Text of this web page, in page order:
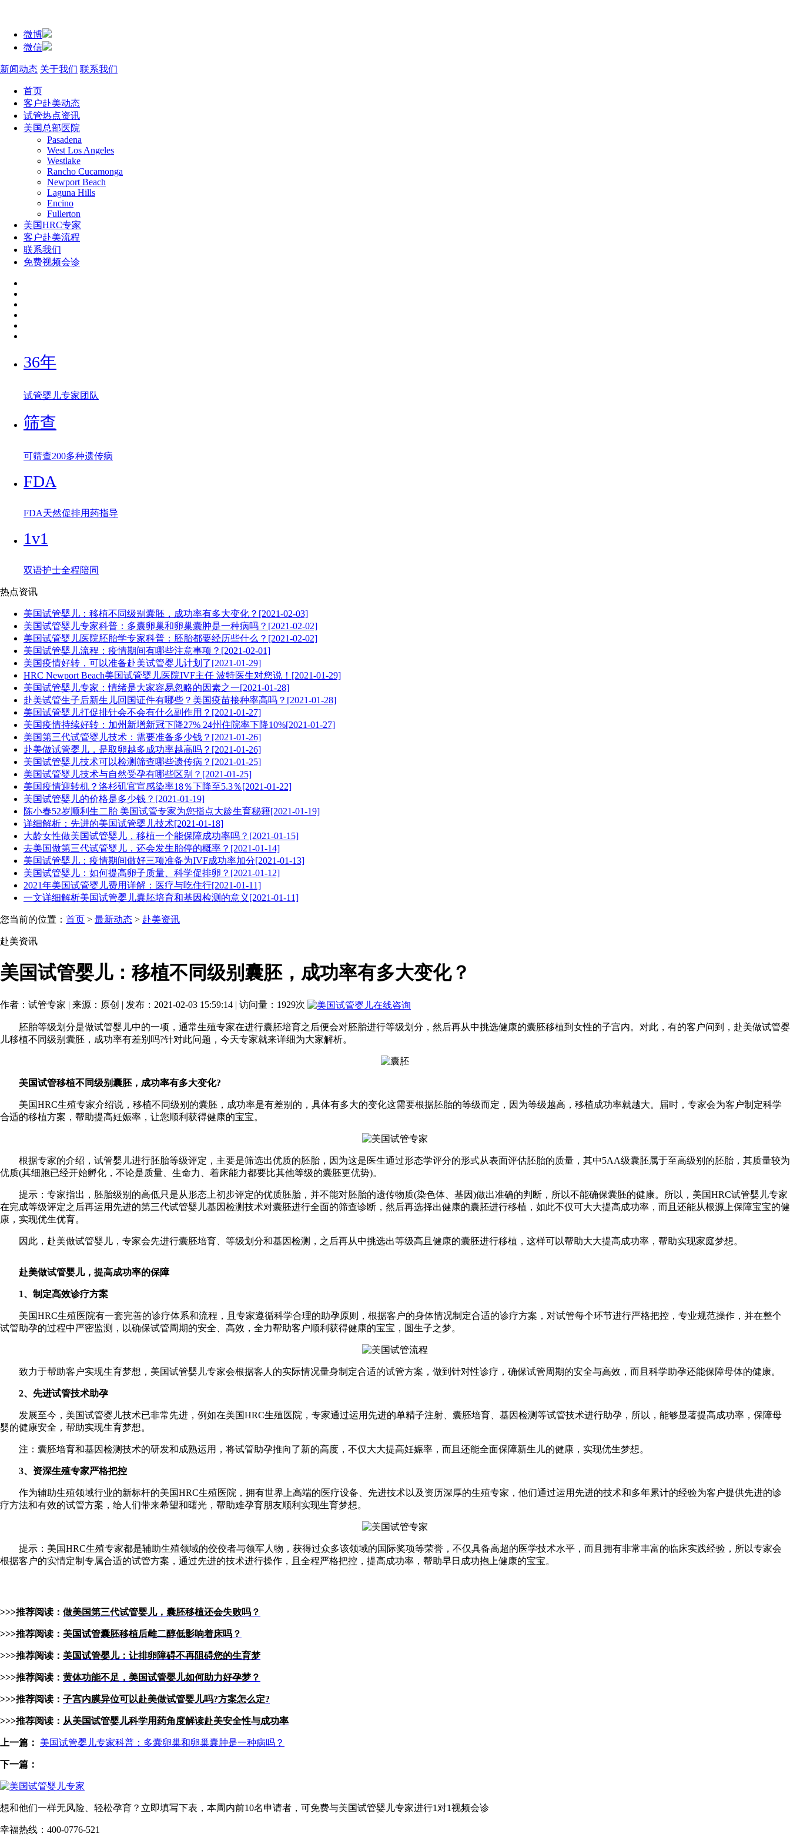
微博
微信
新闻动态 关于我们 联系我们
首页
客户赴美动态
试管热点资讯
美国总部医院
Pasadena
West Los Angeles
Westlake
Rancho Cucamonga
Newport Beach
Laguna Hills
Encino
Fullerton
美国HRC专家
客户赴美流程
联系我们
免费视频会诊
36年
试管婴儿专家团队
筛查
可筛查200多种遗传病
FDA
FDA天然促排用药指导
1v1
双语护士全程陪同
热点资讯
美国试管婴儿：移植不同级别囊胚，成功率有多大变化？[2021-02-03]
美国试管婴儿专家科普：多囊卵巢和卵巢囊肿是一种病吗？[2021-02-02]
美国试管婴儿医院胚胎学专家科普：胚胎都要经历些什么？[2021-02-02]
美国试管婴儿流程：疫情期间有哪些注意事项？[2021-02-01]
美国疫情好转，可以准备赴美试管婴儿计划了[2021-01-29]
HRC Newport Beach美国试管婴儿医院IVF主任 波特医生对您说！[2021-01-29]
美国试管婴儿专家：情绪是大家容易忽略的因素之一[2021-01-28]
赴美试管生子后新生儿回国证件有哪些？美国疫苗接种率高吗？[2021-01-28]
美国试管婴儿打促排针会不会有什么副作用？[2021-01-27]
美国疫情持续好转：加州新增新冠下降27% 24州住院率下降10%[2021-01-27]
美国第三代试管婴儿技术：需要准备多少钱？[2021-01-26]
赴美做试管婴儿，是取卵越多成功率越高吗？[2021-01-26]
美国试管婴儿技术可以检测筛查哪些遗传病？[2021-01-25]
美国试管婴儿技术与自然受孕有哪些区别？[2021-01-25]
美国疫情迎转机？洛杉矶官宣感染率18％下降至5.3％[2021-01-22]
美国试管婴儿的价格是多少钱？[2021-01-19]
陈小春52岁顺利生二胎 美国试管专家为您指点大龄生育秘籍[2021-01-19]
详细解析：先进的美国试管婴儿技术[2021-01-18]
大龄女性做美国试管婴儿，移植一个能保障成功率吗？[2021-01-15]
去美国做第三代试管婴儿，还会发生胎停的概率？[2021-01-14]
美国试管婴儿：疫情期间做好三项准备为IVF成功率加分[2021-01-13]
美国试管婴儿：如何提高卵子质量、科学促排卵？[2021-01-12]
2021年美国试管婴儿费用详解：医疗与吃住行[2021-01-11]
一文详细解析美国试管婴儿囊胚培育和基因检测的意义[2021-01-11]
您当前的位置： 首页 > 最新动态 > 赴美资讯
赴美资讯
美国试管婴儿：移植不同级别囊胚，成功率有多大变化？
作者：试管专家 | 来源：原创 | 发布：2021-02-03 15:59:14 | 访问量：1929次
胚胎等级划分是做试管婴儿中的一项，通常生殖专家在进行囊胚培育之后便会对胚胎进行等级划分，然后再从中挑选健康的囊胚移植到女性的子宫内。对此，有的客户问到，赴美做试管婴
儿移植不同级别囊胚，成功率有差别吗?针对此问题，今天专家就来详细为大家解析。
美国试管移植不同级别囊胚，成功率有多大变化?
美国HRC生殖专家介绍说，移植不同级别的囊胚，成功率是有差别的，具体有多大的变化这需要根据胚胎的等级而定，因为等级越高，移植成功率就越大。届时，专家会为客户制定科学
合适的移植方案，帮助提高妊娠率，让您顺利获得健康的宝宝。
根据专家的介绍，试管婴儿进行胚胎等级评定，主要是筛选出优质的胚胎，因为这是医生通过形态学评分的形式从表面评估胚胎的质量，其中5AA级囊胚属于至高级别的胚胎，其质量较为
优质(其细胞已经开始孵化，不论是质量、生命力、着床能力都要比其他等级的囊胚更优势)。
提示：专家指出，胚胎级别的高低只是从形态上初步评定的优质胚胎，并不能对胚胎的遗传物质(染色体、基因)做出准确的判断，所以不能确保囊胚的健康。所以，美国HRC试管婴儿专家
在完成等级评定之后再运用先进的第三代试管婴儿基因检测技术对囊胚进行全面的筛查诊断，然后再选择出健康的囊胚进行移植，如此不仅可大大提高成功率，而且还能从根源上保障宝宝的健
康，实现优生优育。
因此，赴美做试管婴儿，专家会先进行囊胚培育、等级划分和基因检测，之后再从中挑选出等级高且健康的囊胚进行移植，这样可以帮助大大提高成功率，帮助实现家庭梦想。
赴美做试管婴儿，提高成功率的保障
1、制定高效诊疗方案
美国HRC生殖医院有一套完善的诊疗体系和流程，且专家遵循科学合理的助孕原则，根据客户的身体情况制定合适的诊疗方案，对试管每个环节进行严格把控，专业规范操作，并在整个
试管助孕的过程中严密监测，以确保试管周期的安全、高效，全力帮助客户顺利获得健康的宝宝，圆生子之梦。
致力于帮助客户实现生育梦想，美国试管婴儿专家会根据客人的实际情况量身制定合适的试管方案，做到针对性诊疗，确保试管周期的安全与高效，而且科学助孕还能保障母体的健康。
2、先进试管技术助孕
发展至今，美国试管婴儿技术已非常先进，例如在美国HRC生殖医院，专家通过运用先进的单精子注射、囊胚培育、基因检测等试管技术进行助孕，所以，能够显著提高成功率，保障母
婴的健康安全，帮助实现生育梦想。
注：囊胚培育和基因检测技术的研发和成熟运用，将试管助孕推向了新的高度，不仅大大提高妊娠率，而且还能全面保障新生儿的健康，实现优生梦想。
3、资深生殖专家严格把控
作为辅助生殖领域行业的新标杆的美国HRC生殖医院，拥有世界上高端的医疗设备、先进技术以及资历深厚的生殖专家，他们通过运用先进的技术和多年累计的经验为客户提供先进的诊
疗方法和有效的试管方案，给人们带来希望和曙光，帮助难孕育朋友顺利实现生育梦想。
提示：美国HRC生殖专家都是辅助生殖领域的佼佼者与领军人物，获得过众多该领域的国际奖项等荣誉，不仅具备高超的医学技术水平，而且拥有非常丰富的临床实践经验，所以专家会
根据客户的实情定制专属合适的试管方案，通过先进的技术进行操作，且全程严格把控，提高成功率，帮助早日成功抱上健康的宝宝。
>>>推荐阅读： 做美国第三代试管婴儿，囊胚移植还会失败吗？
>>>推荐阅读： 美国试管囊胚移植后雌二醇低影响着床吗？
>>>推荐阅读： 美国试管婴儿：让排卵障碍不再阻碍您的生育梦
>>>推荐阅读： 黄体功能不足，美国试管婴儿如何助力好孕梦？
>>>推荐阅读： 子宫内膜异位可以赴美做试管婴儿吗?方案怎么定?
>>>推荐阅读： 从美国试管婴儿科学用药角度解读赴美安全性与成功率
上一篇： 美国试管婴儿专家科普：多囊卵巢和卵巢囊肿是一种病吗？
下一篇：
想和他们一样无风险、轻松孕育？立即填写下表，本周内前10名申请者，可免费与美国试管婴儿专家进行1对1视频会诊
幸福热线：400-0776-521